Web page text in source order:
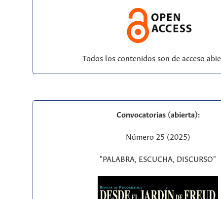
Todos los contenidos son de acceso
Convocatorias (abierta):
Número 25 (2025)
"PALABRA, ESCUCHA, DISCURSO"